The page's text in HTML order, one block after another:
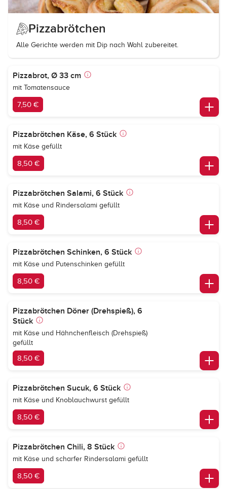
Pizzabrötchen
Alle Gerichte werden mit Dip nach Wahl zubereitet.
Pizzabrot, Ø 33 cm
mit Tomatensauce
7,50 €
Pizzabrötchen Käse, 6 Stück
mit Käse gefüllt
8,50 €
Pizzabrötchen Salami, 6 Stück
mit Käse und Rindersalami gefüllt
8,50 €
Pizzabrötchen Schinken, 6 Stück
mit Käse und Putenschinken gefüllt
8,50 €
Pizzabrötchen Döner (Drehspieß), 6
Stück
mit Käse und Hähnchenfleisch (Drehspieß)
gefüllt
8,50 €
Pizzabrötchen Sucuk, 6 Stück
mit Käse und Knoblauchwurst gefüllt
8,50 €
Pizzabrötchen Chili, 8 Stück
mit Käse und scharfer Rindersalami gefüllt
8,50 €